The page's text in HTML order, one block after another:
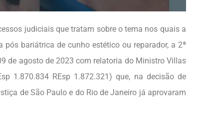
judiciais que tratam sobre o tema nos quais a
pós bariátrica de cunho estético ou reparador, a 2ª
de agosto de 2023 com relatoria do Ministro Villas
1.870.834 REsp 1.872.321) que, na decisão de
de São Paulo e do Rio de Janeiro já aprovaram